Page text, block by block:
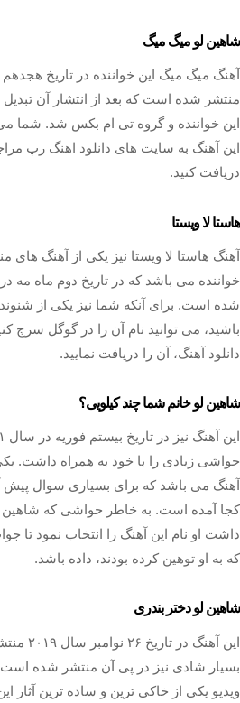
شاهین لو میگ میگ
منتشر شده است که بعد از انتشار آن تبدیل
این خواننده و گروه تی ام بکس شد. شما می
این آهنگ به سایت‌ های دانلود‌ اهنگ‌ رپ
دریافت کنید.
هاستا لا ویستا
آهنگ هاستا لا ویستا نیز یکی از آهنگ های
شده است. برای آنکه شما نیز یکی از
باشید، می توانید نام آن را در گوگل سرچ
دانلود آهنگ، آن را دریافت نمایید.
شاهین لو خانم شما چند کیلویی؟
حواشی زیادی را با خود به همراه داشت.
آهنگ می باشد که برای بسیاری سوال پیش
کجا آمده است. به خاطر حواشی که شاهین
داشت او نام این آهنگ را انتخاب نمود تا
که به او توهین کرده بودند، داده باشد.
شاهین لو دختر بندری
این آهنگ
بسیار شادی نیز در پی آن منتشر شده
ویدیو یکی از خاکی ترین و ساده ترین آثار